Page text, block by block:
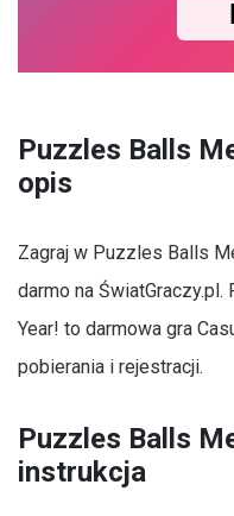
Puzzles Balls
opis
Zagraj w Puzzles Balls
darmo na
Year! to darmowa gra
pobierania i rejestracji.
Puzzles Balls
instrukcja